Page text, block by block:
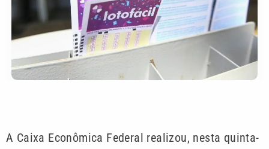
A Caixa Econômica Federal realizou, nesta quinta-